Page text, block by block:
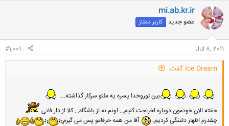
راستی برای زبان دوستان استاد گرفتند
قرار شد کتاب معرفی کنه با نوار
و کار کنیم
کتاب هاش اینجا معرفی میکنم حالا
کسی زبان کار نکرد!!!!
mi.ab.kr.ir
عضو جدید کاربر ممتاز
Jul 8, 2011
#1,001
Ice Dream گفت:
بین توروخدا پسره یه ملتو سرکار گذاشته...
حقته الان خودمون دوباره اخراجت کنیم... اونم نه از باشگاه... کلا از دار فانی
چقدرم اظهار دلتنگی کردیم..
آقا من همه حرفامو پس می گیرم